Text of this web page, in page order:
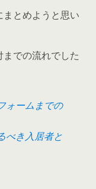
とめようと思い
での流れでした
ォームまでの
べき入居者と